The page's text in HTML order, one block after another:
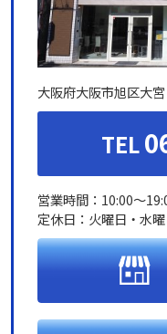
大阪府大阪市旭区大
TEL
営業時間：10:00～
定休日：火曜日・水